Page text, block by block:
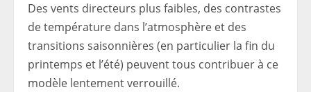
Des vents directeurs plus faibles, des contrastes
de température dans l’atmosphère et des
transitions saisonnières (en particulier la fin du
printemps et l’été) peuvent tous contribuer à ce
modèle lentement verrouillé.